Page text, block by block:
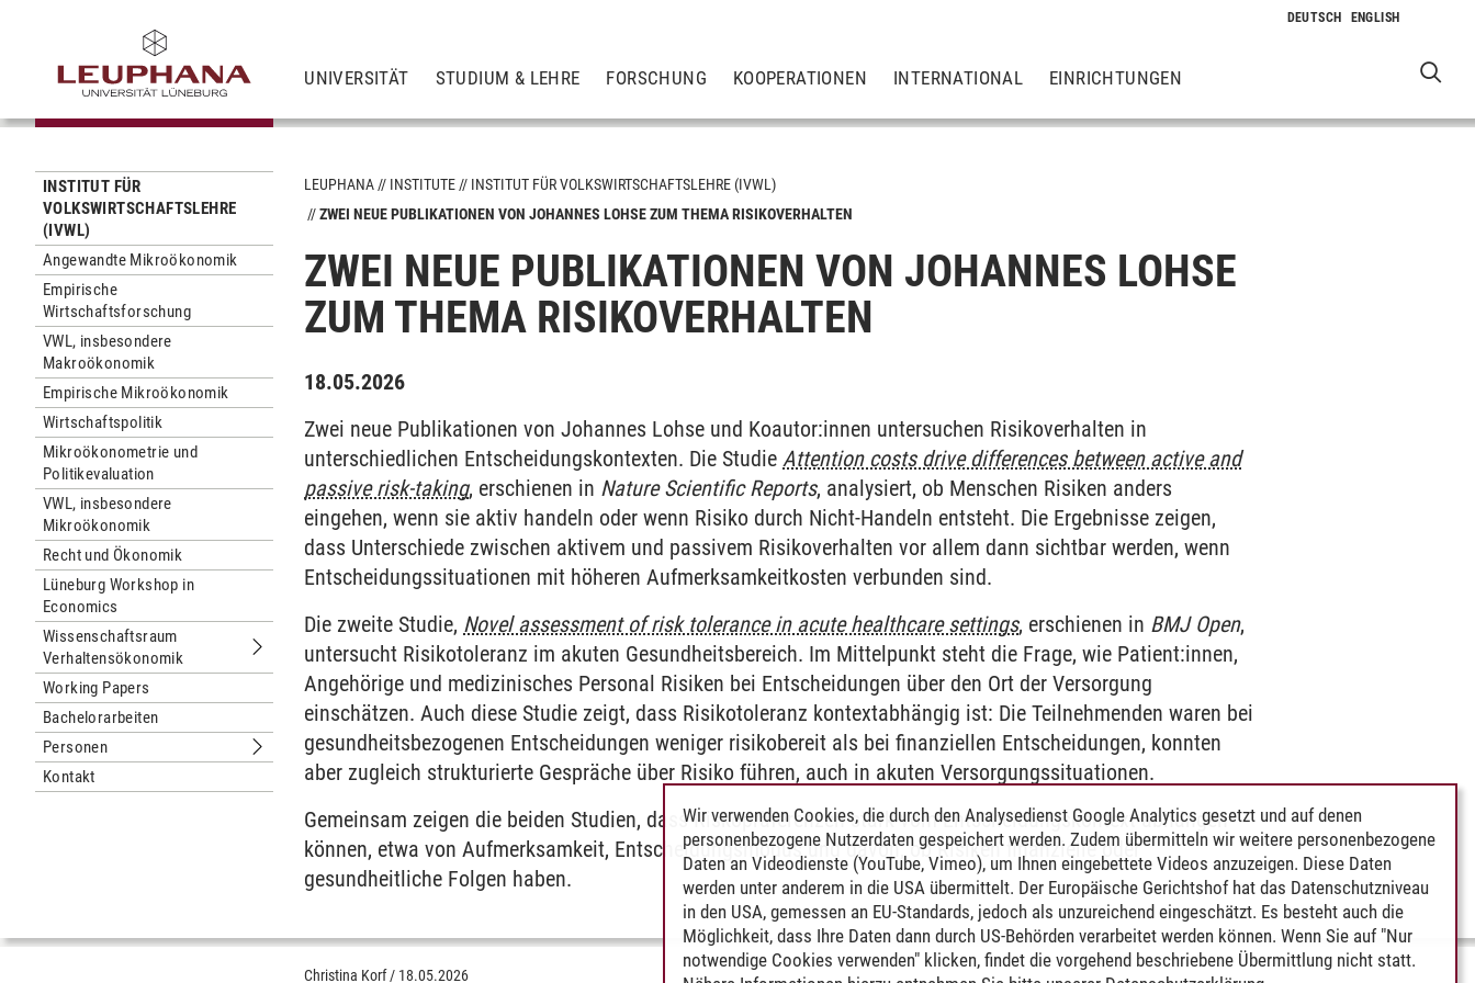
UNIVERSITÄT STUDIUM & LEHRE FORSCHUNG KOOPERATIONEN INTERNATIONAL EINRICHTUNGEN
INSTITUT FÜR
VOLKSWIRTSCHAFTSLEHRE
(IVWL)
Angewandte Mikroökonomik
Empirische
Wirtschaftsforschung
VWL, insbesondere
Makroökonomik
Empirische Mikroökonomik
Wirtschaftspolitik
Mikroökonometrie und
Politikevaluation
VWL, insbesondere
Mikroökonomik
Recht und Ökonomik
Lüneburg Workshop in
Economics
Wissenschaftsraum
Verhaltensökonomik
Untermenu Wissenschaftsraum Verhaltensökonomik
Working Papers
Bachelorarbeiten
Personen
Untermenu Personen
Kontakt
LEUPHANA INSTITUTE
INSTITUT FÜR VOLKSWIRTSCHAFTSLEHRE (IVWL)
ZWEI NEUE PUBLIKATIONEN VON JOHANNES LOHSE ZUM THEMA RISIKOVERHALTEN
ZWEI NEUE PUBLIKATIONEN VON JOHANNES LOHSE
ZUM THEMA RISIKOVERHALTEN
18.05.2026
Zwei neue Publikationen von Johannes Lohse und Koautor:innen untersuchen Risikoverhalten in
unterschiedlichen Entscheidungskontexten. Die StudieAttention costs drive differences between active and
passive risk-taking, erschienen in Nature Scientific Reports, analysiert, ob Menschen Risiken anders
eingehen, wenn sie aktiv handeln oder wenn Risiko durch Nicht-Handeln entsteht. Die Ergebnisse zeigen,
dass Unterschiede zwischen aktivem und passivem Risikoverhalten vor allem dann sichtbar werden, wenn
Entscheidungssituationen mit höheren Aufmerksamkeitkosten verbunden sind.
Die zweite Studie, Novel assessment of risk tolerance in acute healthcare settings, erschienen in BMJ Open,
untersucht Risikotoleranz im akuten Gesundheitsbereich. Im Mittelpunkt steht die Frage, wie Patient:innen,
Angehörige und medizinisches Personal Risiken bei Entscheidungen über den Ort der Versorgung
einschätzen. Auch diese Studie zeigt, dass Risikotoleranz kontextabhängig ist: Die Teilnehmenden waren bei
gesundheitsbezogenen Entscheidungen weniger risikobereit als bei finanziellen Entscheidungen, konnten
aber zugleich strukturierte Gespräche über Risiko führen, auch in akuten Versorgungssituationen.
Gemeinsam zeigen die beiden Studien, dass Riskopräferenzen stark vom Entscheidungskontext abhängen
können, etwa von Aufmerksamkeit, Entscheidungsmodus und davon, ob Risiken finanzielle oder
gesundheitliche Folgen haben.
Christina Korf/ 18.05.2026
Wir verwenden Cookies, die durch den Analysedienst Google Analytics gesetzt und auf denen
personenbezogene Nutzerdaten gespeichert werden. Zudem übermitteln wir weitere personenbezogene
Daten an Videodienste (YouTube, Vimeo), um Ihnen eingebettete Videos anzuzeigen. Diese Daten
werden unter anderem in die USA übermittelt. Der Europäische Gerichtshof hat das Datenschutzniveau
in den USA, gemessen an EU-Standards, jedoch als unzureichend eingeschätzt. Es besteht auch die
Möglichkeit, dass Ihre Daten dann durch US-Behörden verarbeitet werden können. Wenn Sie auf "Nur
notwendige Cookies verwenden" klicken, findet die vorgehend beschriebene Übermittlung nicht statt.